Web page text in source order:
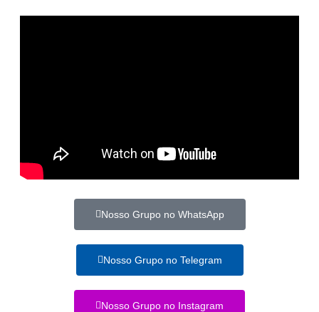
Nosso Grupo no WhatsApp
Nosso Grupo no Telegram
Nosso Grupo no Instagram